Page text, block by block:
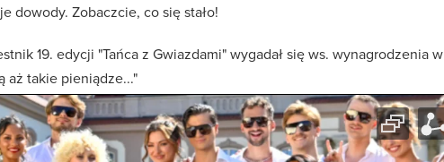
dowody. Zobaczcie, co się stało!
19. edycji "Tańca z Gwiazdami" wygadał się ws. wynagrodzenia w
aż takie pieniądze..."